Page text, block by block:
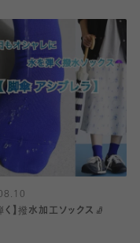
く】撥水加工ソックス🧦